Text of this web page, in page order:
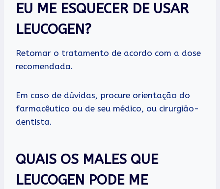
EU ME ESQUECER DE USAR
LEUCOGEN?
Retomar o tratamento de acordo com a dose
recomendada.
Em caso de dúvidas, procure orientação do
farmacêutico ou de seu médico, ou cirurgião-
dentista.
QUAIS OS MALES QUE
LEUCOGEN PODE ME